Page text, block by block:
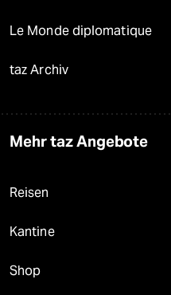
Le Monde diplomatique
taz Archiv
Mehr taz Angebote
Reisen
Kantine
Shop